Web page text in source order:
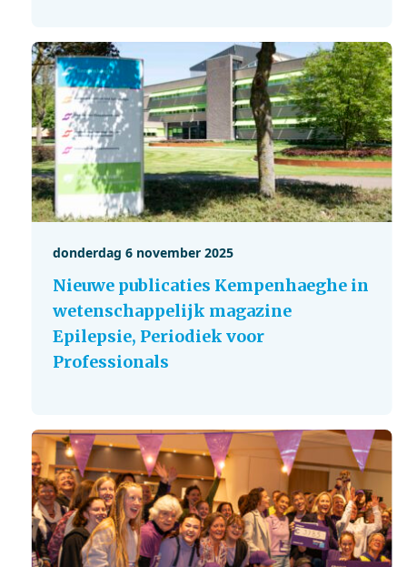
donderdag 6 november 2025
Nieuwe publicaties Kempenhaeghe in
wetenschappelijk magazine
Epilepsie, Periodiek voor
Professionals